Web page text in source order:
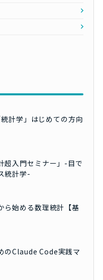
計学」はじめての方向
超入門セミナー」-目で
統計学-
ら始める数理統計【基
のClaude Code実践マ